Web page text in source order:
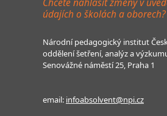
Chcete nahlásit změny v
údajích o školách a oborech?
Národní pedagogický institut
oddělení šetření, analýz a
Senovážné náměstí 25, Praha 1
email: infoabsolvent@npi.cz